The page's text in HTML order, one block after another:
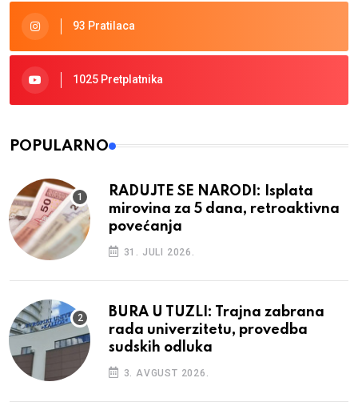
93 Pratilaca
1025 Pretplatnika
POPULARNO
RADUJTE SE NARODI: Isplata
mirovina za 5 dana, retroaktivna
povećanja
31. JULI 2026.
BURA U TUZLI: Trajna zabrana
rada univerzitetu, provedba
sudskih odluka
3. AVGUST 2026.